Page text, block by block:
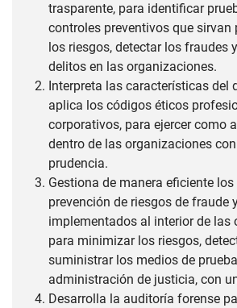
trasparente, para identificar
controles preventivos que
los riesgos, detectar los fraudes
delitos en las organizaciones.
Interpreta las características del
aplica los códigos éticos
corporativos, para ejercer como
dentro de las organizaciones
prudencia.
Gestiona de manera eficiente
prevención de riesgos de fraude
implementados al interior de las
para minimizar los riesgos,
suministrar los medios de
administración de justicia, con
Desarrolla la auditoría forense